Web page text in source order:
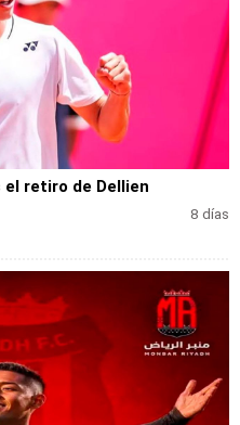
retiro de Dellien
8 días